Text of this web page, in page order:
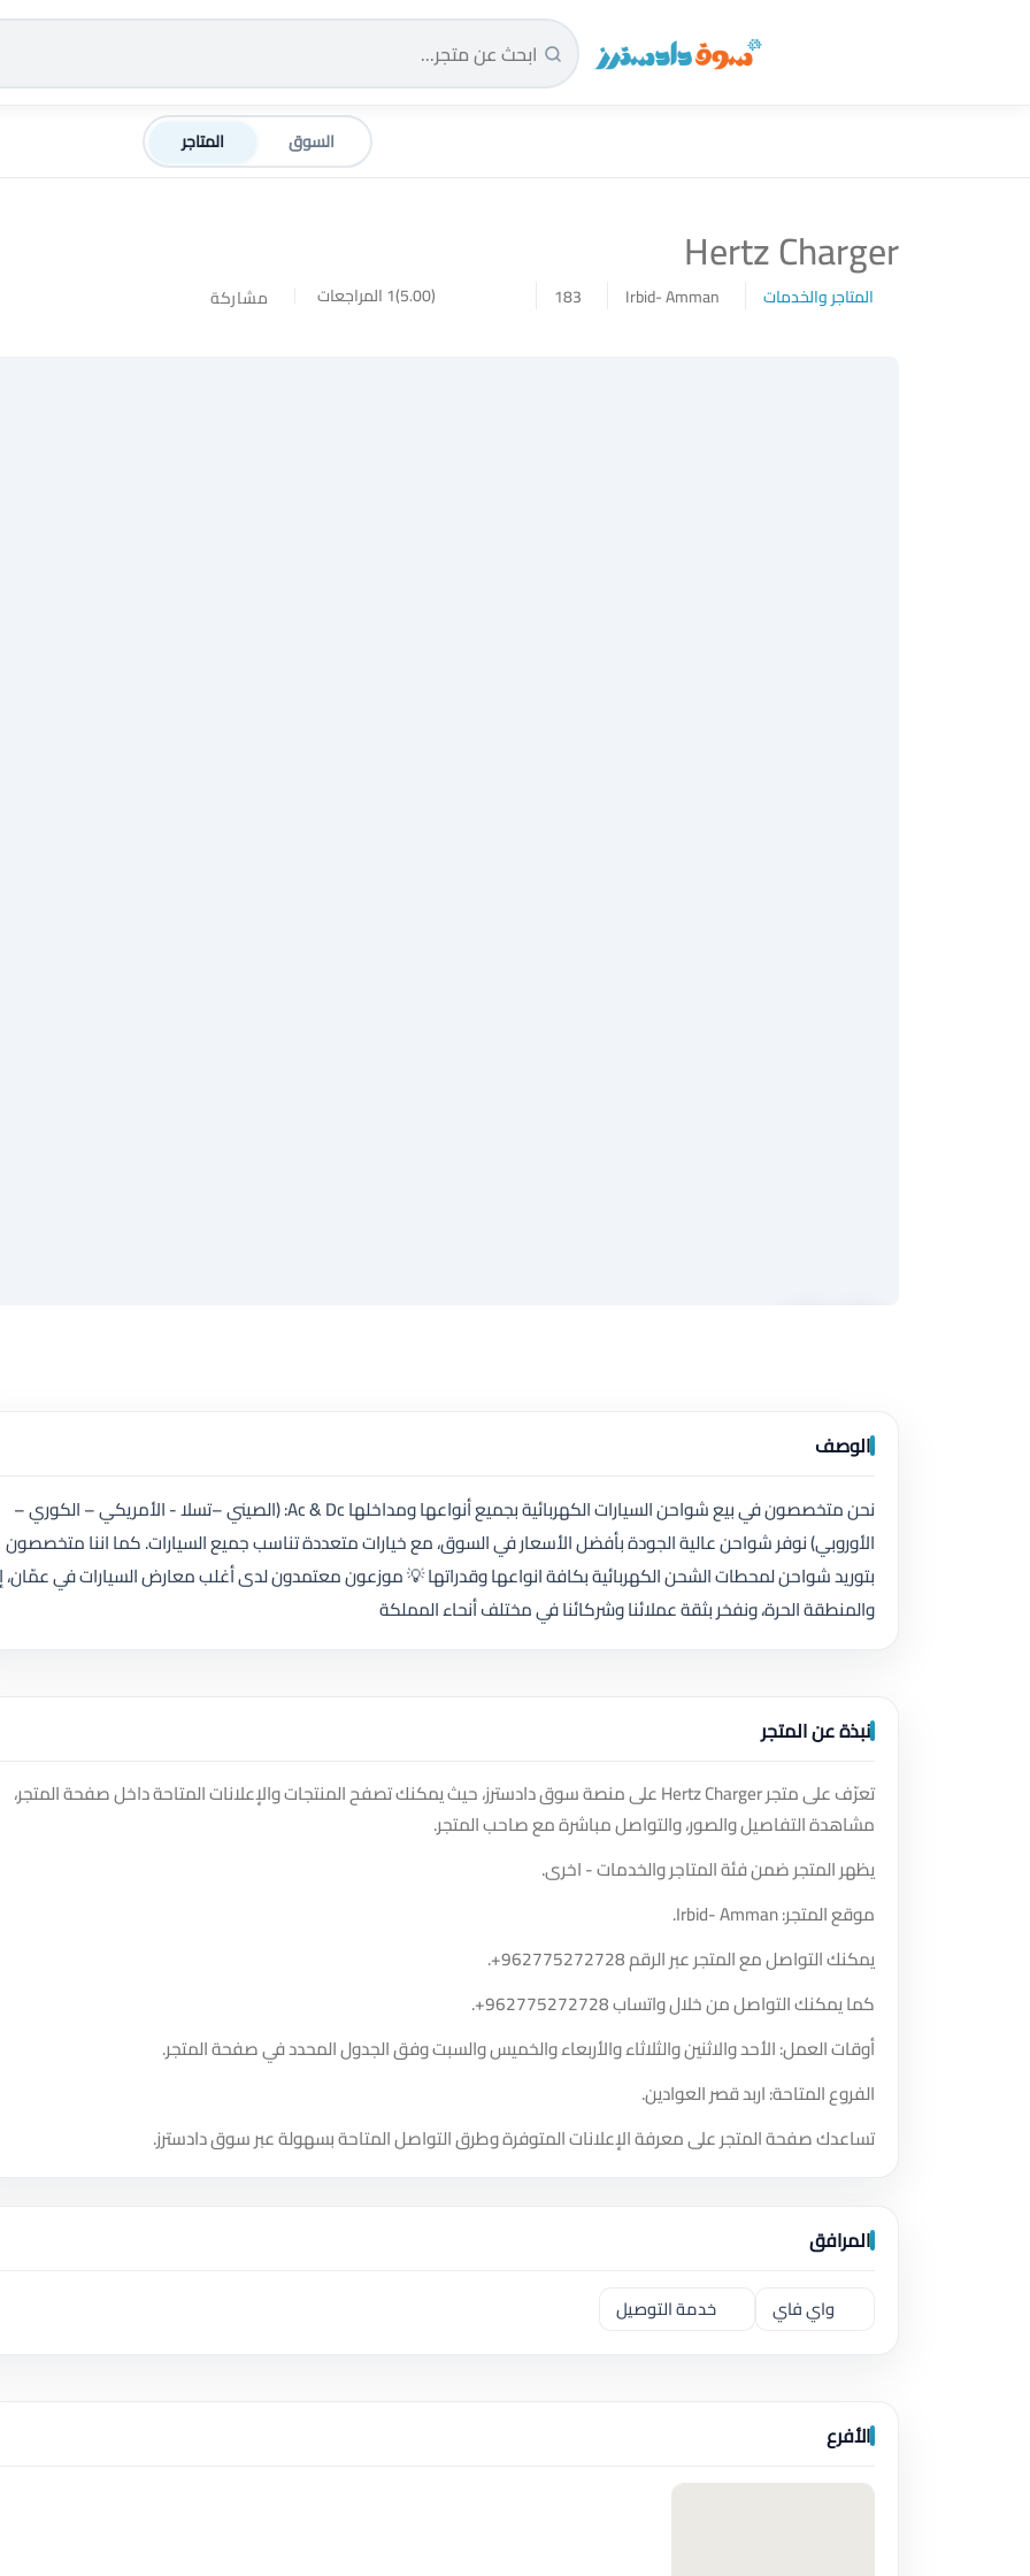
سوق دادسترز الرئيسية
السوق المتاجر
Hertz Charger
المتاجر والخدمات (5.00) 1 المراجعات مشاركة
الوصف
نحن متخصصون في بيع شواحن السيارات الكهربائية بجميع أنواعها ومداخلها Ac & Dc: (الصيني –تسلا - الأمريكي – الكوري –
الأوروبي) نوفر شواحن عالية الجودة بأفضل الأسعار في السوق، مع خيارات متعددة تناسب جميع السيارات. كما اننا متخصصون
بتوريد شواحن لمحطات الشحن الكهربائية بكافة انواعها وقدراتها 💡 موزعون معتمدون لدى أغلب معارض السيارات في عمّان،
والمنطقة الحرة، ونفخر بثقة عملائنا وشركائنا في مختلف أنحاء المملكة
نبذة عن المتجر
تعرّف على متجر Hertz Charger على منصة سوق دادسترز، حيث يمكنك تصفح المنتجات والإعلانات المتاحة داخل صفحة المتجر،
مشاهدة التفاصيل والصور، والتواصل مباشرة مع صاحب المتجر.
يظهر المتجر ضمن فئة المتاجر والخدمات - اخرى.
موقع المتجر: Irbid- Amman.
يمكنك التواصل مع المتجر عبر الرقم+962775272728
.
كما يمكنك التواصل من خلال واتساب+962775272728
.
أوقات العمل: الأحد والاثنين والثلاثاء والأربعاء والخميس والسبت وفق الجدول المحدد في صفحة المتجر.
الفروع المتاحة: اربد قصر العوادين.
تساعدك صفحة المتجر على معرفة الإعلانات المتوفرة وطرق التواصل المتاحة بسهولة عبر سوق دادسترز.
المرافق
واي فاي خدمة التوصيل
الأفرع